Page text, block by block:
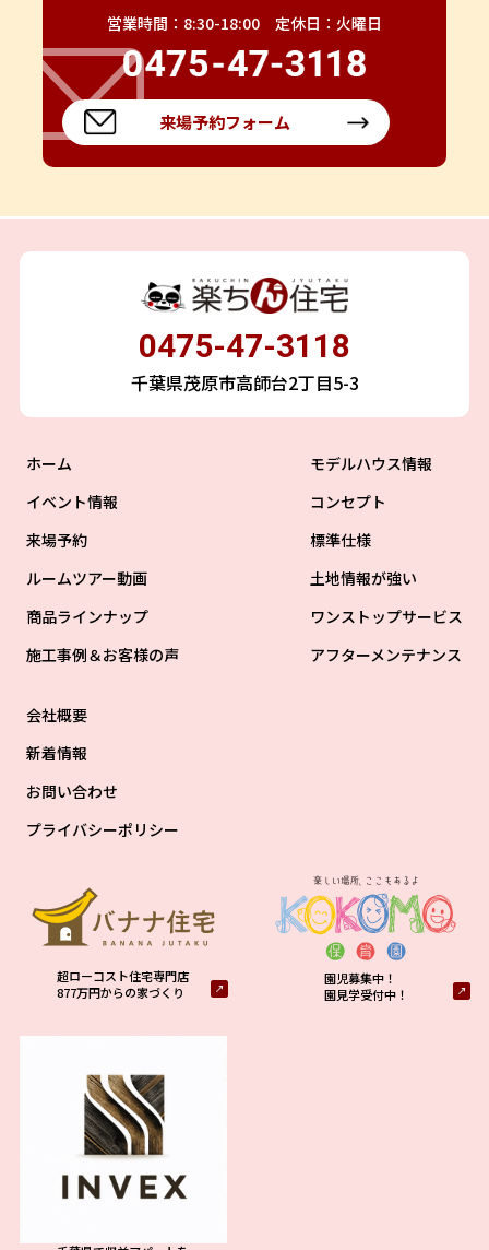
営業時間：8:30-18:00 定休日：火曜日
来場予約フォーム
0475-47-3118
千葉県茂原市高師台2丁目5-3
ホーム
イベント情報
来場予約
ルームツアー動画
商品ラインナップ
施工事例＆お客様の声
モデルハウス情報
コンセプト
標準仕様
土地情報が強い
ワンストップサービス
アフターメンテナンス
会社概要
新着情報
お問い合わせ
プライバシーポリシー
超ローコスト住宅専門店
877万円からの家づくり
園児募集中！
園見学受付中！